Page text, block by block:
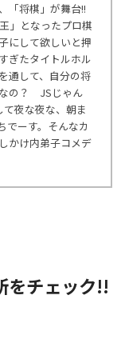
「将棋」が舞台!!
」となったプロ棋
にして欲しいと押
ぎたタイトルホル
通して、自分の将
の？ JSじゃん
夜な夜な、朝ま
ーす。そんなカ
かけ内弟子コメデ
をチェック!!